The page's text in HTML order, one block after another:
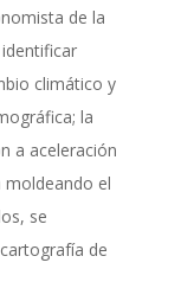
de la
climático y
la
a aceleración
moldeando el
se
de